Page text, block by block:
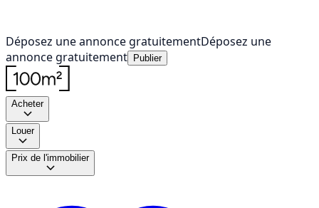
Déposez une annonce gratuitementDéposez une
annonce gratuitement
Publier
Acheter
Louer
Prix de l'immobilier